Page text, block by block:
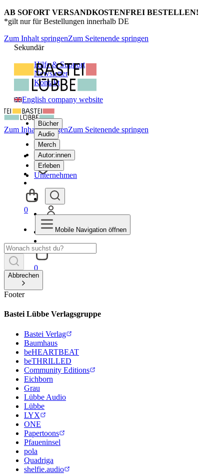
AB SOFORT VERSANDKOSTENFREI BESTELLEN!
*gilt nur für Bestellungen innerhalb DE
Zum Inhalt springenZum Seitenende springen
Sekundär
Hilfe & Support
Newsletter
Kontakt
English company website
Bücher
Audio
Merch
Autor:innen
Erleben
Unternehmen
0
Zum Inhalt springenZum Seitenende springen
0
Mobile Navigation öffnen
Abbrechen
Footer
Bastei Lübbe Verlagsgruppe
Bastei Verlag
Baumhaus
beHEARTBEAT
beTHRILLED
Community Editions
Eichborn
Grau
Lübbe Audio
Lübbe
LYX
ONE
Papertoons
Pfaueninsel
pola
Quadriga
shelfie.audio